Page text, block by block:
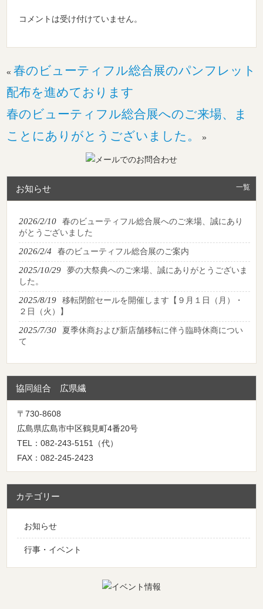
コメントは受け付けていません。
«春のビューティフル総合展のパンフレット
配布を進めております
春のビューティフル総合展へのご来場、ま
ことにありがとうございました。
»
お知らせ 一覧
2026/2/10
春のビューティフル総合展へのご来場、誠にあり
がとうございました
2026/2/4 春のビューティフル総合展のご案内
2025/10/29
夢の大祭典へのご来場、誠にありがとうございま
した。
2025/8/19
移転閉館セールを開催します【９月１日（月）・
２日（火）】
2025/7/30
夏季休商および新店舗移転に伴う臨時休商につい
て
協同組合 広県繊
〒730-8608
広島県広島市中区鶴見町4番20号
TEL：082-243-5151（代）
FAX：082-245-2423
カテゴリー
お知らせ
行事・イベント